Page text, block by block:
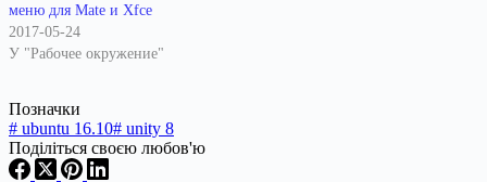
меню для Mate и Xfce
2017-05-24
У "Рабочее окружение"
Позначки
# ubuntu 16.10# unity 8
Поділіться своєю любов'ю